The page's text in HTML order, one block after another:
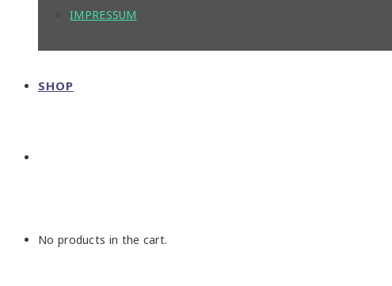
IMPRESSUM
SHOP
No products in the cart.